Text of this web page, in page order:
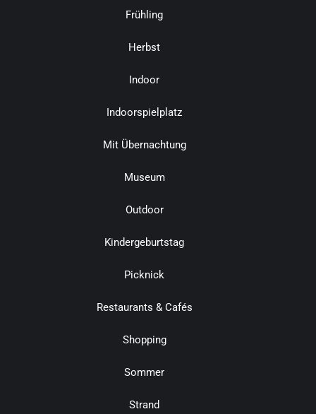
Frühling
Herbst
Indoor
Indoorspielplatz
Mit Übernachtung
Museum
Outdoor
Kindergeburtstag
Picknick
Restaurants & Cafés
Shopping
Sommer
Strand